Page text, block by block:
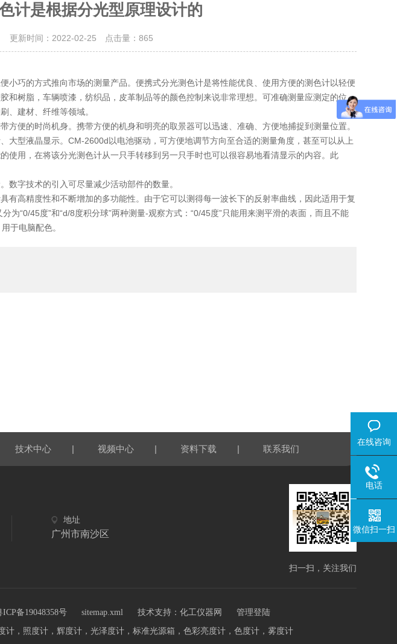
计是根据分光型原理设计的
更新时间：2022-02-25 点击量：865
小巧的方式推向市场的测量产品。便携式分光测色计是将性能优良、使用方便的测色计以轻便
和树脂，车辆喷漆，纺织品，皮革制品等的颜色控制来说非常理想。可准确测量应测定的位
、建材、纤维等领域。
便的时尚机身。携带方便的机身和明亮的取景器可以迅速、准确、方便地捕捉到测量位置。
型液晶显示。CM-2600d以电池驱动，可方便地调节方向至合适的测量角度，甚至可以从上
使用，在将该分光测色计从一只手转移到另一只手时也可以很容易地看清显示的内容。此
字技术的引入可尽量减少活动部件的数量。
有高精度性和不断增加的多功能性。由于它可以测得每一波长下的反射率曲线，因此适用于复
为“0/45度”和“d/8度积分球”两种测量-观察方式：“0/45度”只能用来测平滑的表面，而且不能
于电脑配色。
技术中心 | 视频中心 | 资料下载 | 联系我们
地址
广州市南沙区
扫一扫，关注我们
备19048358号 sitemap.xml 技术支持： 化工仪器网 管理登陆
，照度计，辉度计，光泽度计，标准光源箱，色彩亮度计，色度计，雾度计
在线咨询
电话
微信扫一扫